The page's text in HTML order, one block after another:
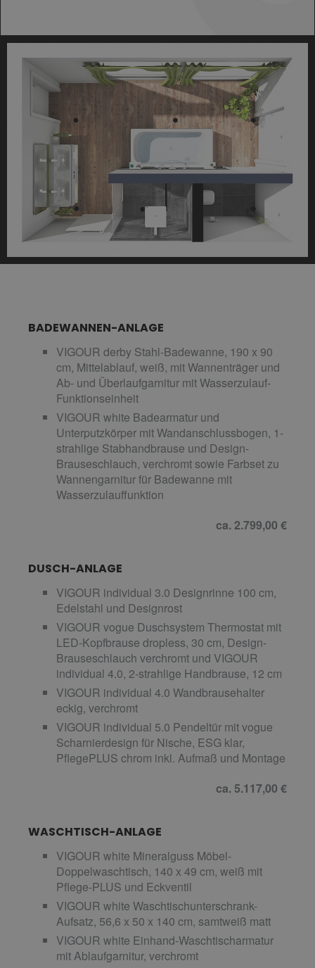
BADEWANNEN-ANLAGE
VIGOUR derby Stahl-Badewanne, 190 x 90
cm, Mittelablauf, weiß, mit Wannenträger und
Ab- und Überlaufgarnitur mit Wasserzulauf-
Funktionseinheit
VIGOUR white Badearmatur und
Unterputzkörper mit Wandanschlussbogen, 1-
strahlige Stabhandbrause und Design-
Brauseschlauch, verchromt sowie Farbset zu
Wannengarnitur für Badewanne mit
Wasserzulauffunktion
ca. 2.799,00 €
DUSCH-ANLAGE
VIGOUR individual 3.0 Designrinne 100 cm,
Edelstahl und Designrost
VIGOUR vogue Duschsystem Thermostat mit
LED-Kopfbrause dropless, 30 cm, Design-
Brauseschlauch verchromt und VIGOUR
individual 4.0, 2-strahlige Handbrause, 12 cm
VIGOUR individual 4.0 Wandbrausehalter
eckig, verchromt
VIGOUR individual 5.0 Pendeltür mit vogue
Scharnierdesign für Nische, ESG klar,
PflegePLUS chrom inkl. Aufmaß und Montage
ca. 5.117,00 €
WASCHTISCH-ANLAGE
VIGOUR white Mineralguss Möbel-
Doppelwaschtisch, 140 x 49 cm, weiß mit
Pflege-PLUS und Eckventil
VIGOUR white Waschtischunterschrank-
Aufsatz, 56,6 x 50 x 140 cm, samtweiß matt
VIGOUR white Einhand-Waschtischarmatur
mit Ablaufgarnitur, verchromt